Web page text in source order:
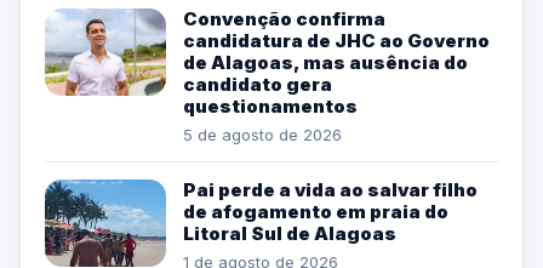
Convenção confirma
candidatura de JHC ao Governo
de Alagoas, mas ausência do
candidato gera
questionamentos
5 de agosto de 2026
Pai perde a vida ao salvar filho
de afogamento em praia do
Litoral Sul de Alagoas
1 de agosto de 2026